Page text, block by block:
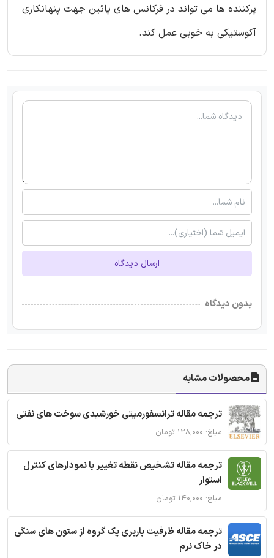
پرکننده ها می تواند در فرکانس های پائین جهت پنهانکاری
آکوستیکی به خوبی عمل کند.
ارسال دیدگاه
بدون دیدگاه
محصولات مشابه
ترجمه مقاله ترانسفورمیتی خورشیدی سوخت های نفتی
مبلغ: ۱۲۸,۰۰۰ تومان
ترجمه مقاله تشخیص نقطه تغییر با نمودارهای کنترل
استوار
مبلغ: ۱۴۰,۰۰۰ تومان
ترجمه مقاله ظرفیت باربری یک گروه از ستون های سنگی
در خاک نرم